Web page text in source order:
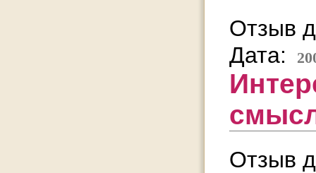
Отзыв
Дата:
Отзыв